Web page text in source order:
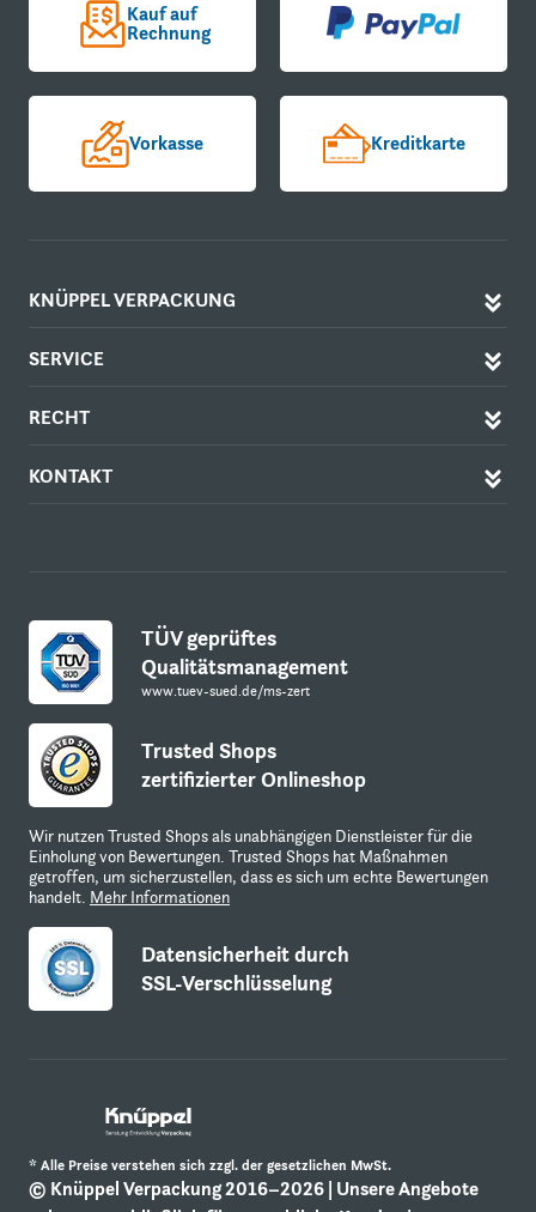
Kauf auf
Rechnung
Vorkasse Kreditkarte
KNÜPPEL VERPACKUNG
SERVICE
RECHT
KONTAKT
TÜV geprüftes
Qualitätsmanagement
www.tuev-sued.de/ms-zert
Trusted Shops
zertifizierter Onlineshop
Wir nutzen Trusted Shops als unabhängigen Dienstleister für die
Einholung von Bewertungen. Trusted Shops hat Maßnahmen
getroffen, um sicherzustellen, dass es sich um echte Bewertungen
handelt. Mehr Informationen
Datensicherheit durch
SSL-Verschlüsselung
* Alle Preise verstehen sich zzgl. der gesetzlichen MwSt.
© Knüppel Verpackung 2016–2026 | Unsere Angebote